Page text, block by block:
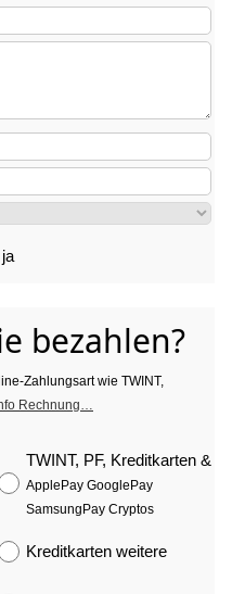
ja
bezahlen?
Zahlungsart wie TWINT,
Rechnung…
TWINT, PF, Kreditkarten &
ApplePay GooglePay
SamsungPay Cryptos
Kreditkarten weitere